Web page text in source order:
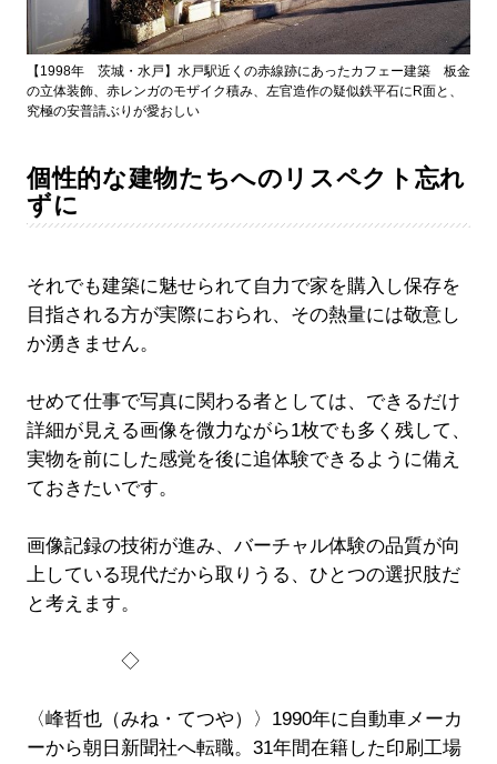
【1998年 茨城・水戸】水戸駅近くの赤線跡にあったカフェー建築 板金
の立体装飾、赤レンガのモザイク積み、左官造作の疑似鉄平石にR面と、
究極の安普請ぶりが愛おしい
個性的な建物たちへのリスペクト忘れ
ずに
それでも建築に魅せられて自力で家を購入し保存を
目指される方が実際におられ、その熱量には敬意し
か湧きません。
せめて仕事で写真に関わる者としては、できるだけ
詳細が見える画像を微力ながら1枚でも多く残して、
実物を前にした感覚を後に追体験できるように備え
ておきたいです。
画像記録の技術が進み、バーチャル体験の品質が向
上している現代だから取りうる、ひとつの選択肢だ
と考えます。
◇
〈峰哲也（みね・てつや）〉1990年に自動車メーカ
ーから朝日新聞社へ転職。31年間在籍した印刷工場